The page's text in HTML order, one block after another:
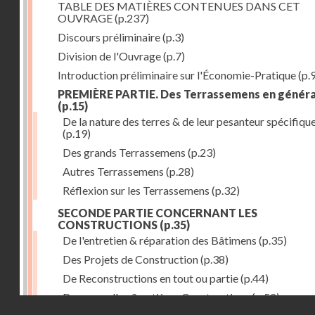
TABLE DES MATIÈRES CONTENUES DANS CET
OUVRAGE(p.237)
Discours préliminaire(p.3)
Division de l'Ouvrage(p.7)
Introduction préliminaire sur l'Économie-Pratique
PREMIÈRE PARTIE. Des Terrassemens en
(p.15)
De la nature des terres & de leur pesanteur
(p.19)
Des grands Terrassemens (p.23)
Autres Terrassemens (p.28)
Réflexion sur les Terrassemens (p.32)
SECONDE PARTIE CONCERNANT LES
CONSTRUCTIONS (p.35)
De l'entretien & réparation des Bâtimens (p.35)
Des Projets de Construction(p.38)
De Reconstructions en tout ou partie(p.44)
Des nouvelles & entières Constructions(p.52)